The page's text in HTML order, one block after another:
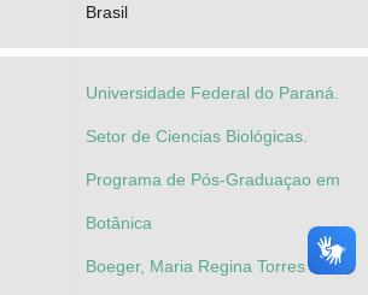
Brasil
Universidade Federal do Paraná.
Setor de Ciencias Biológicas.
Programa de Pós-Graduaçao em
Botânica
Boeger, Maria Regina Torres